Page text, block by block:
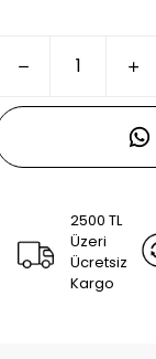
2500 TL
Üzeri
Ücretsiz
Kargo